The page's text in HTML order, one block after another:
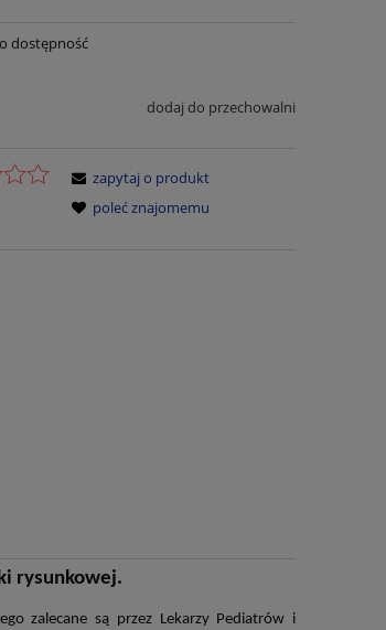
dostępność
dodaj do przechowalni
zapytaj o produkt
poleć znajomemu
rysunkowej.
zalecane są przez Lekarzy Pediatrów i